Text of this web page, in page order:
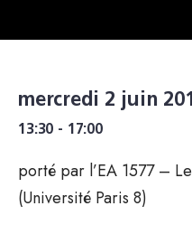
mercredi 2 juin
13:30 - 17:00
porté par l’EA 1577 –
(Université Paris 8)